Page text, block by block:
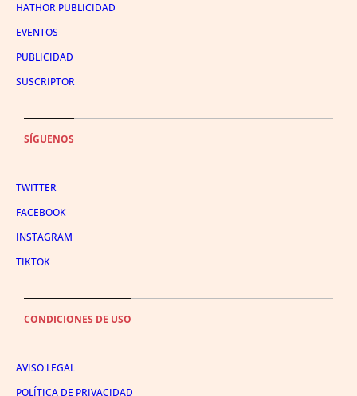
HATHOR PUBLICIDAD
EVENTOS
PUBLICIDAD
SUSCRIPTOR
SÍGUENOS
TWITTER
FACEBOOK
INSTAGRAM
TIKTOK
CONDICIONES DE USO
AVISO LEGAL
POLÍTICA DE PRIVACIDAD